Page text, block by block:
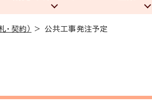
・契約） > 公共工事発注予定